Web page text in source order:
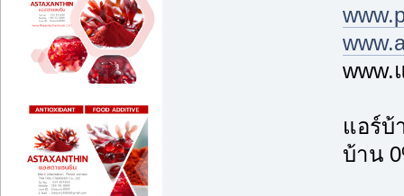
www.
แอร์บ้
บ้าน